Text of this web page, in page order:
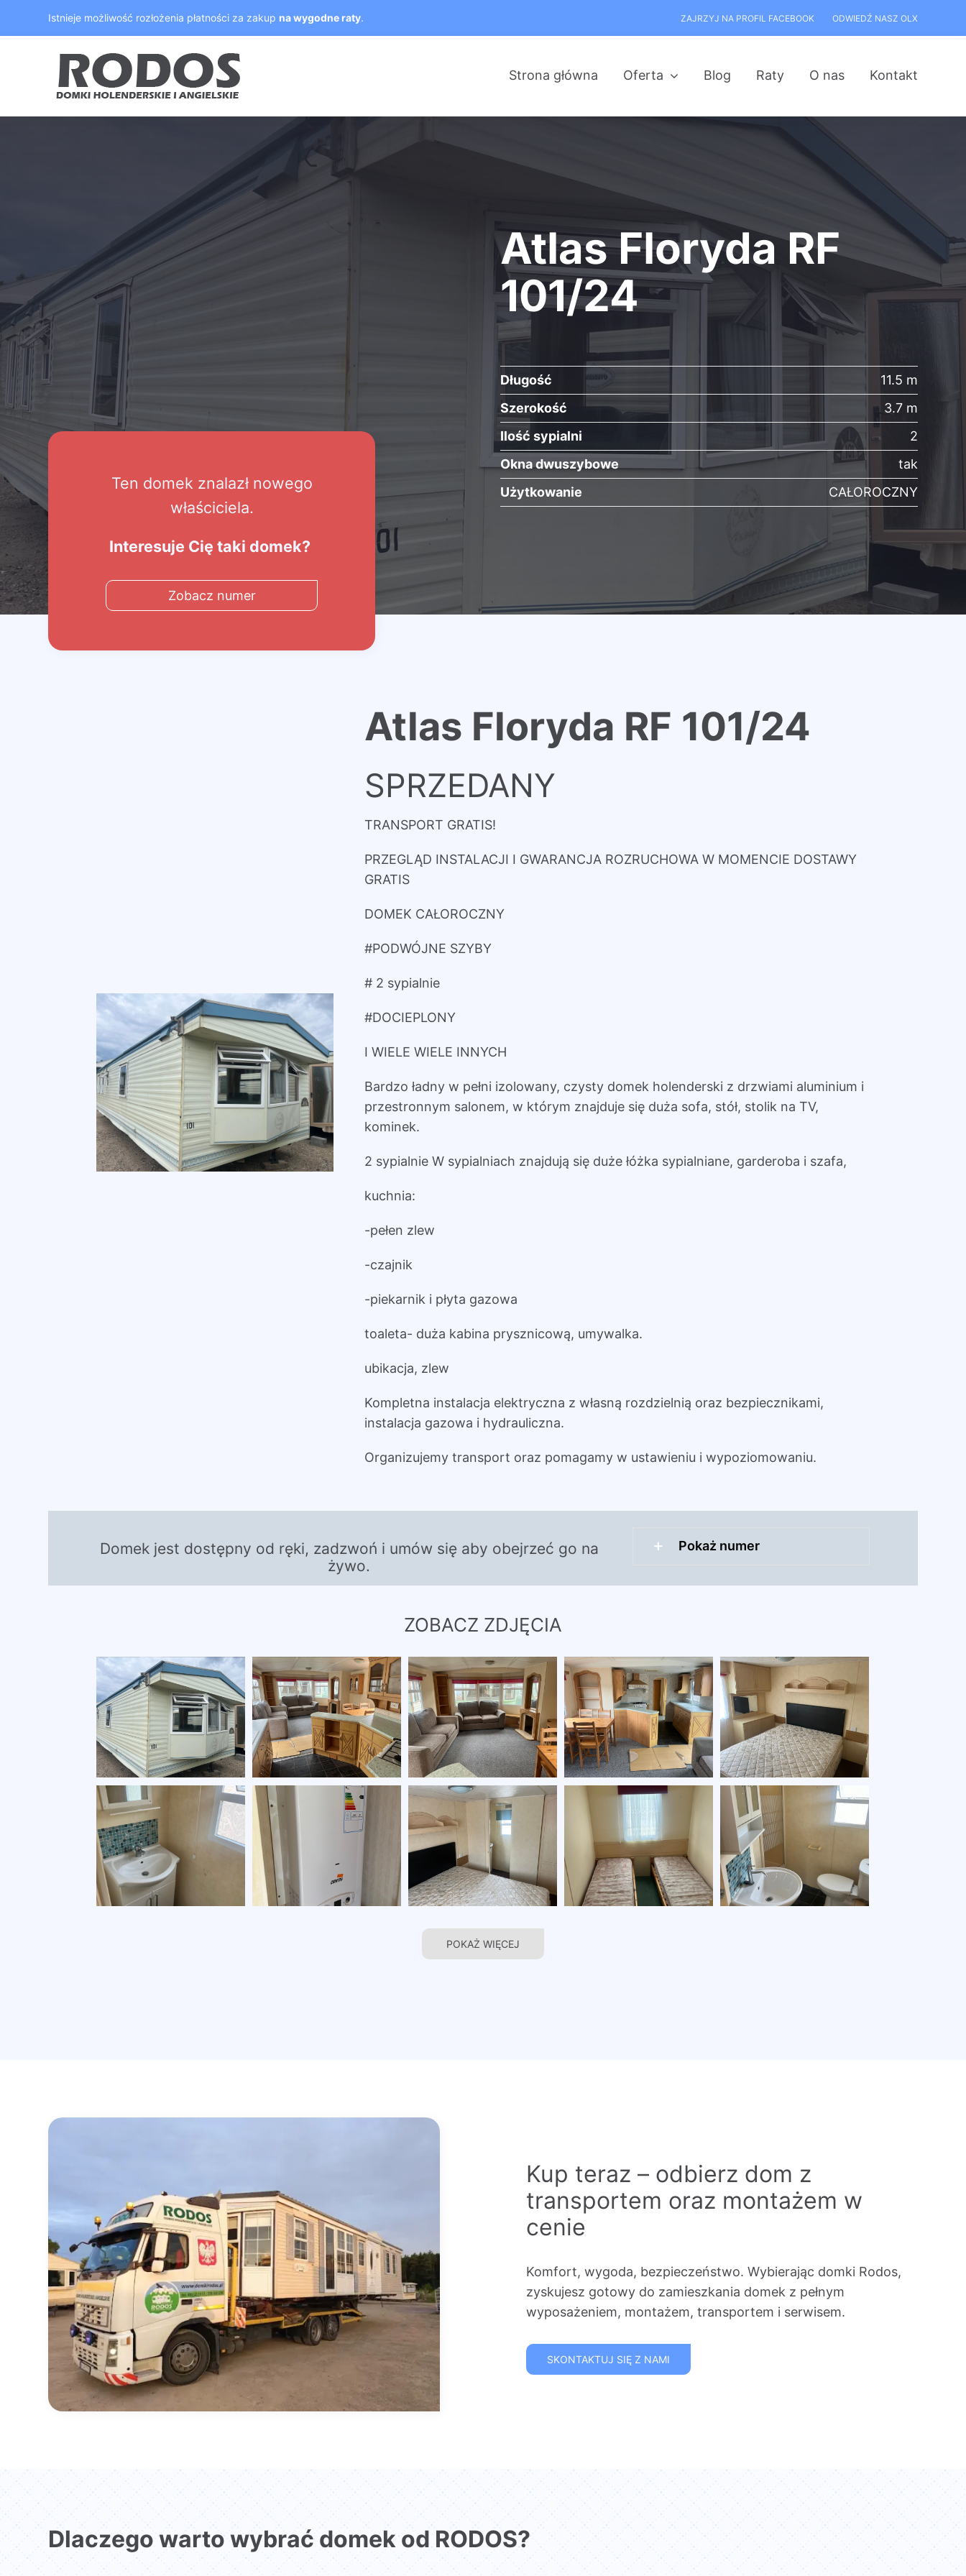
Istnieje możliwość rozłożenia płatności za zakupna wygodne raty. ZAJRZYJ NA PROFIL FACEBOOK ODWIEDŹ NASZ OLX
Strona główna Oferta Blog Raty O nas Kontakt
Ten domek znalazł nowego
właściciela.
Interesuje Cię taki domek?
Zobacz numer
Atlas Floryda RF
101/24
Długość
11.5 m
Szerokość
3.7 m
Ilość sypialni
2
Okna dwuszybowe
tak
Użytkowanie
CAŁOROCZNY
Atlas Floryda RF 101/24
SPRZEDANY
TRANSPORT GRATIS!
PRZEGLĄD INSTALACJI I GWARANCJA ROZRUCHOWA W MOMENCIE DOSTAWY
GRATIS
DOMEK CAŁOROCZNY
#PODWÓJNE SZYBY
# 2 sypialnie
#DOCIEPLONY
I WIELE WIELE INNYCH
Bardzo ładny w pełni izolowany, czysty domek holenderski z drzwiami aluminium i
przestronnym salonem, w którym znajduje się duża sofa, stół, stolik na TV,
kominek.
2 sypialnie W sypialniach znajdują się duże łóżka sypialniane, garderoba i szafa,
kuchnia:
-pełen zlew
-czajnik
-piekarnik i płyta gazowa
toaleta- duża kabina prysznicową, umywalka.
ubikacja, zlew
Kompletna instalacja elektryczna z własną rozdzielnią oraz bezpiecznikami,
instalacja gazowa i hydrauliczna.
Organizujemy transport oraz pomagamy w ustawieniu i wypoziomowaniu.
Domek jest dostępny od ręki, zadzwoń i umów się aby obejrzeć go na
żywo.
Pokaż numer
ZOBACZ ZDJĘCIA
POKAŻ WIĘCEJ
Kup teraz – odbierz dom z
transportem oraz montażem w
cenie
Komfort, wygoda, bezpieczeństwo. Wybierając domki Rodos,
zyskujesz gotowy do zamieszkania domek z pełnym
wyposażeniem, montażem, transportem i serwisem.
SKONTAKTUJ SIĘ Z NAMI
Dlaczego warto wybrać domek od RODOS?